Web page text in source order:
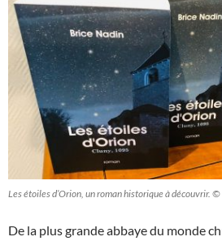
Les étoiles d’Orion, un roman historique à découvrir.
De la plus grande abbaye du monde